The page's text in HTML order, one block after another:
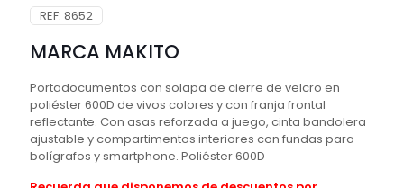
REF: 8652
MARCA MAKITO
Portadocumentos con solapa de cierre de velcro en
poliéster 600D de vivos colores y con franja frontal
reflectante. Con asas reforzada a juego, cinta bandolera
ajustable y compartimentos interiores con fundas para
bolígrafos y smartphone. Poliéster 600D